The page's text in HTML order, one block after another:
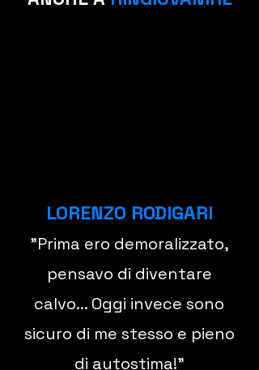
LORENZO RODIGARI
"Prima ero demoralizzato,
pensavo di diventare
calvo... Oggi invece sono
sicuro di me stesso e pieno
di autostima!"